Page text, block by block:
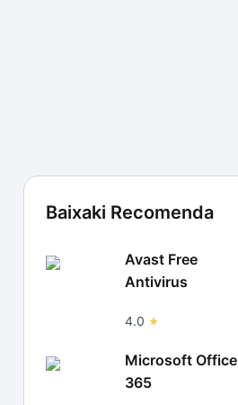
Baixaki Recomenda
Avast Free
Antivirus
4.0
Microsoft Office
365